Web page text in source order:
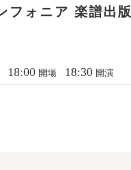
フォニア 楽譜出版
18:00 開場 18:30 開演